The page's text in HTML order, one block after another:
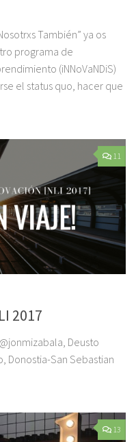
También” ya os
programa de
(iNNoVaNDiS)
el status quo, hacer que
11
2017
Deusto
Donostia-San Sebastian
13